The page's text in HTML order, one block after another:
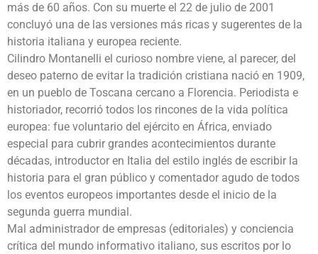
más de 60 años. Con su muerte el 22 de julio de 2001
concluyó una de las versiones más ricas y sugerentes de la
historia italiana y europea reciente.
Cilindro Montanelli el curioso nombre viene, al parecer, del
deseo paterno de evitar la tradición cristiana nació en 1909,
en un pueblo de Toscana cercano a Florencia. Periodista e
historiador, recorrió todos los rincones de la vida política
europea: fue voluntario del ejército en África, enviado
especial para cubrir grandes acontecimientos durante
décadas, introductor en Italia del estilo inglés de escribir la
historia para el gran público y comentador agudo de todos
los eventos europeos importantes desde el inicio de la
segunda guerra mundial.
Mal administrador de empresas (editoriales) y conciencia
crítica del mundo informativo italiano, sus escritos por lo